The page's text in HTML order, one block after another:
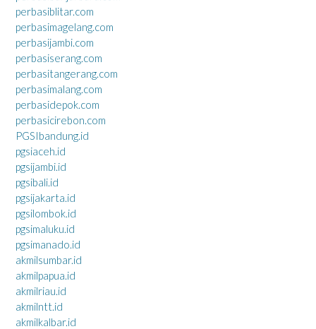
perbasiblitar.com
perbasimagelang.com
perbasijambi.com
perbasiserang.com
perbasitangerang.com
perbasimalang.com
perbasidepok.com
perbasicirebon.com
PGSIbandung.id
pgsiaceh.id
pgsijambi.id
pgsibali.id
pgsijakarta.id
pgsilombok.id
pgsimaluku.id
pgsimanado.id
akmilsumbar.id
akmilpapua.id
akmilriau.id
akmilntt.id
akmilkalbar.id